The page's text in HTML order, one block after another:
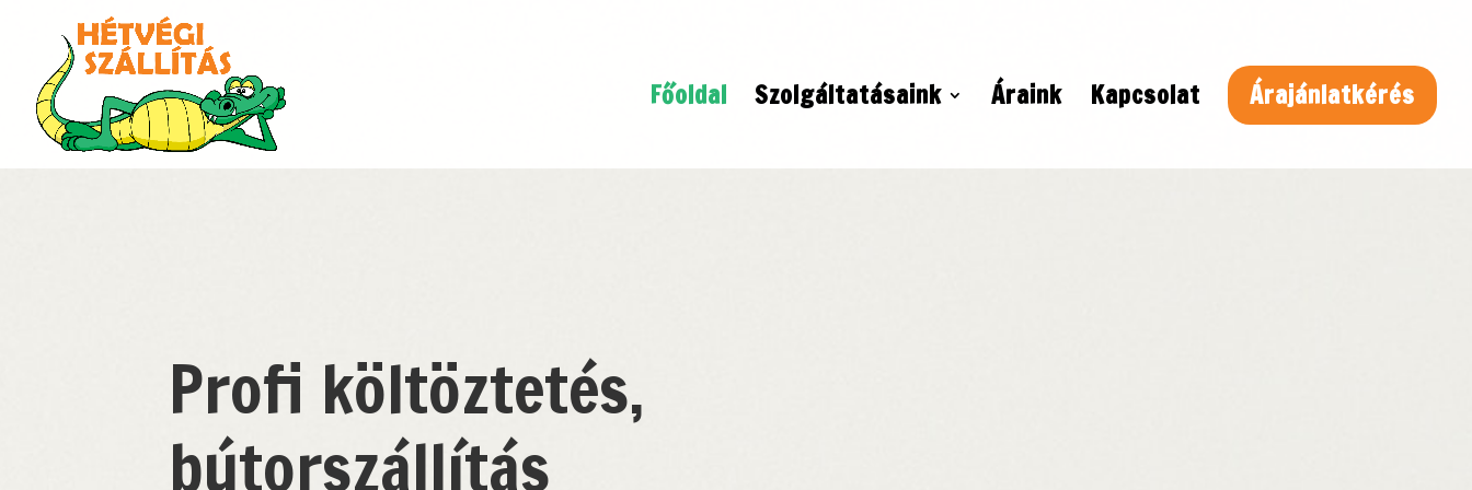
Főoldal Szolgáltatásaink Áraink Kapcsolat Árajánlatkérés
Profi költöztetés,
bútorszállítás